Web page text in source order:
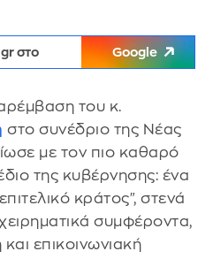
στο Google
του κ.
στο συνέδριο της Νέας
με τον πιο καθαρό
της κυβέρνησης: ένα
κράτος", στενά
συμφέροντα,
επικοινωνιακή